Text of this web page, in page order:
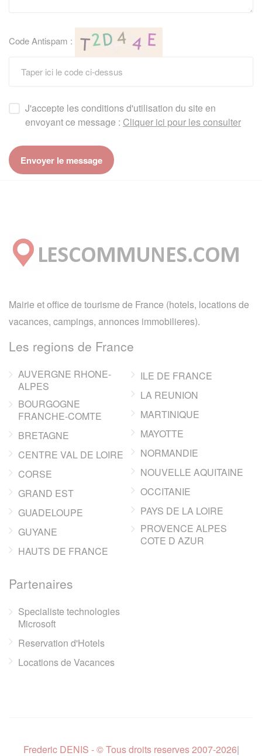
Code Antispam :
J'accepte les conditions d'utilisation du site en
envoyant ce message : Cliquer ici pour les consulter
Mairie et office de tourisme de France (hotels, locations de
vacances, campings, annonces immobilieres).
Les regions de France
AUVERGNE RHONE-
ALPES
BOURGOGNE
FRANCHE-COMTE
BRETAGNE
CENTRE VAL DE LOIRE
CORSE
GRAND EST
GUADELOUPE
GUYANE
HAUTS DE FRANCE
ILE DE FRANCE
LA REUNION
MARTINIQUE
MAYOTTE
NORMANDIE
NOUVELLE AQUITAINE
OCCITANIE
PAYS DE LA LOIRE
PROVENCE ALPES
COTE D AZUR
Partenaires
Specialiste technologies
Microsoft
Reservation d'Hotels
Locations de Vacances
Frederic DENIS - © Tous droits reserves 2007-2026|